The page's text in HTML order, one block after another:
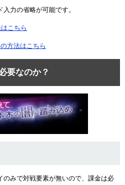
力の省略が可能です。
こちら
方法はこちら
要なのか？
のみで対戦要素が無いので、課金は必